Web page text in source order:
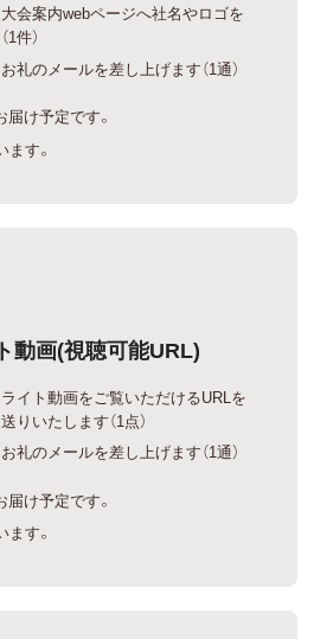
会案内webページへ社名やロゴを
件）
礼のメールを差し上げます（1通）
け予定です。
す。
動画(視聴可能URL)
イト動画をご覧いただけるURLを
りいたします（1点）
礼のメールを差し上げます（1通）
け予定です。
す。